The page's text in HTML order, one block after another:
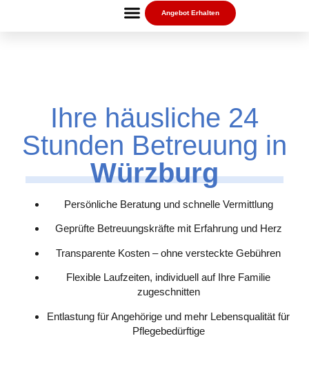
Angebot Erhalten
Ihre häusliche 24
Stunden Betreuung in
Würzburg
Persönliche Beratung und schnelle Vermittlung
Geprüfte Betreuungskräfte mit Erfahrung und Herz
Transparente Kosten – ohne versteckte Gebühren
Flexible Laufzeiten, individuell auf Ihre Familie
zugeschnitten
Entlastung für Angehörige und mehr Lebensqualität für
Pflegebedürftige